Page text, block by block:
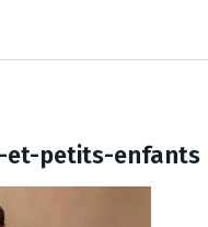
et-petits-enfants